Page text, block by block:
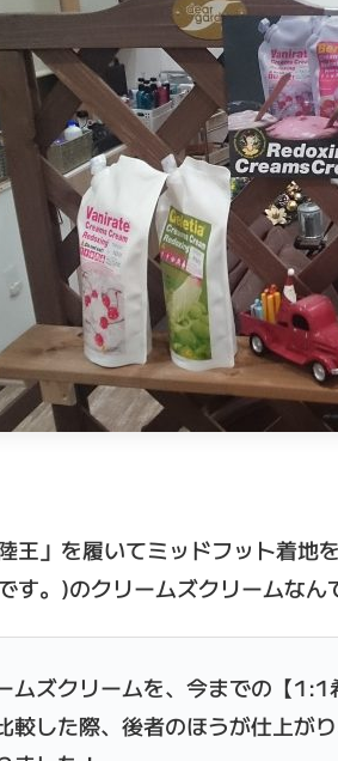
王」を履いてミッドフット着地
す。)のクリームズクリームなん
ムズクリームを、今までの【
較した際、後者のほうが仕上が